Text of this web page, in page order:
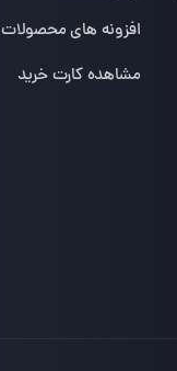
افزونه های محصولات
مشاهده کارت خرید